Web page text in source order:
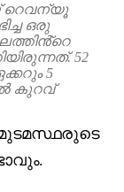
റെവന്യൂ
ഒരു
52
5
കുറവ്